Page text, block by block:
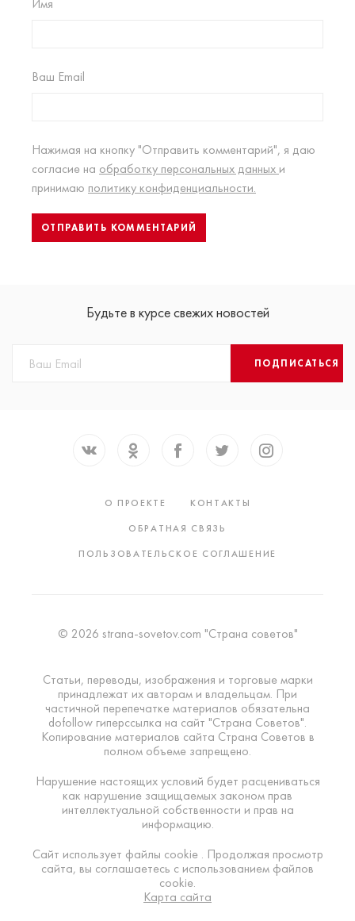
Имя
Ваш Email
Нажимая на кнопку "Отправить комментарий", я даю
согласие на обработку персональных данных и
принимаю политику конфиденциальности.
Будьте в курсе свежих новостей
ПОДПИСАТЬСЯ
О ПРОЕКТЕ
КОНТАКТЫ
ОБРАТНАЯ СВЯЗЬ
ПОЛЬЗОВАТЕЛЬСКОЕ СОГЛАШЕНИЕ
© 2026 strana-sovetov.com "Страна советов"
Статьи, переводы, изображения и торговые марки
принадлежат их авторам и владельцам. При
частичной перепечатке материалов обязательна
dofollow гиперссылка на сайт "Страна Советов".
Копирование материалов сайта Страна Советов в
полном объеме запрещено.
Нарушение настоящих условий будет расцениваться
как нарушение защищаемых законом прав
интеллектуальной собственности и прав на
информацию.
Сайт использует файлы cookie . Продолжая просмотр
сайта, вы соглашаетесь с использованием файлов
cookie.
Карта сайта